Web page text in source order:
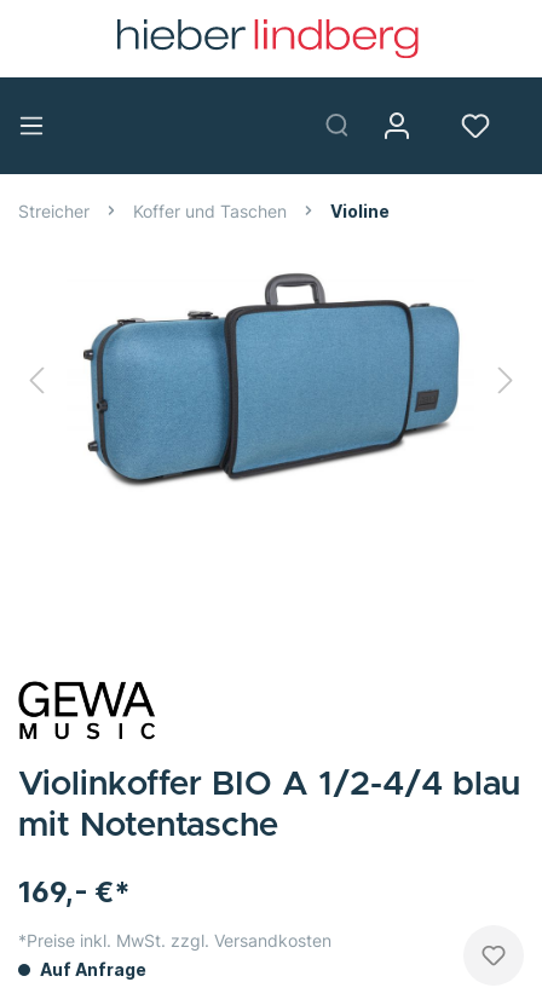
Streicher Koffer und Taschen Violine
169,- €*
*Preise inkl. MwSt. zzgl. Versandkosten
Auf Anfrage
Violinkoffer BIO A 1/2-4/4 blau
mit Notentasche